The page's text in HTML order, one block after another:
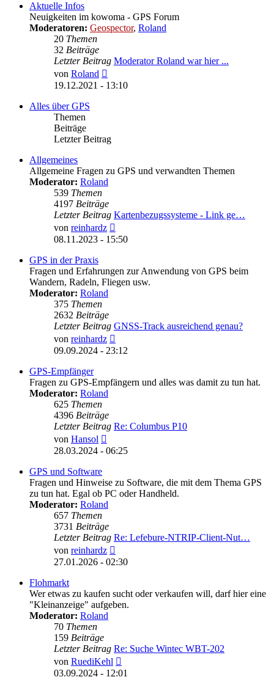
Aktuelle Infos
Neuigkeiten im kowoma - GPS Forum
Moderatoren: Geospector, Roland
20 Themen
32 Beiträge
Letzter Beitrag Moderator Roland war hier ...
von Roland
Beitrag
19.12.2021 - 13:10
Alles über GPS
Themen
Beiträge
Letzter Beitrag
Allgemeines
Allgemeine Fragen zu GPS und verwandten Themen
Moderator: Roland
539 Themen
4197 Beiträge
Letzter Beitrag Kartenbezugssysteme - Link ge…
von reinhardz
Beitrag
08.11.2023 - 15:50
GPS in der Praxis
Fragen und Erfahrungen zur Anwendung von GPS beim
Wandern, Radeln, Fliegen usw.
Moderator: Roland
375 Themen
2632 Beiträge
Letzter Beitrag GNSS-Track ausreichend genau?
von reinhardz
Beitrag
09.09.2024 - 23:12
GPS-Empfänger
Fragen zu GPS-Empfängern und alles was damit zu tun hat.
Moderator: Roland
625 Themen
4396 Beiträge
Letzter Beitrag Re: Columbus P10
von Hansol
Beitrag
28.03.2024 - 06:25
GPS und Software
Fragen und Hinweise zu Software, die mit dem Thema GPS
zu tun hat. Egal ob PC oder Handheld.
Moderator: Roland
657 Themen
3731 Beiträge
Letzter Beitrag Re: Lefebure-NTRIP-Client-Nut…
von reinhardz
Beitrag
27.01.2026 - 02:30
Flohmarkt
Wer etwas zu kaufen sucht oder verkaufen will, darf hier eine
"Kleinanzeige" aufgeben.
Moderator: Roland
70 Themen
159 Beiträge
Letzter Beitrag Re: Suche Wintec WBT-202
von RuediKehl
Beitrag
03.09.2024 - 12:01